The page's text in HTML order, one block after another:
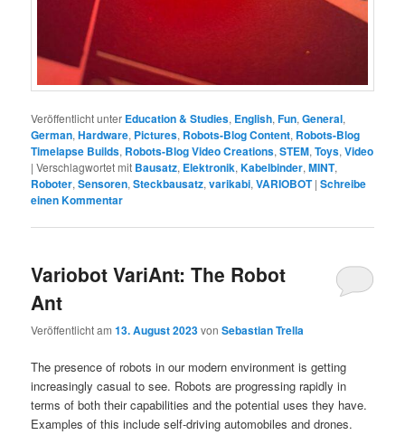
Veröffentlicht unter Education & Studies, English,Fun,General,
German,Hardware, Pictures, Robots-Blog Content, Robots-Blog
Timelapse Builds, Robots-Blog Video Creations,STEM,Toys,Video
|Verschlagwortet mit Bausatz, Elektronik,Kabelbinder,MINT,
Roboter,Sensoren,Steckbausatz,varikabi,VARIOBOT |Schreibe
einen Kommentar
Variobot VariAnt: The Robot
Ant
Veröffentlicht am13. August 2023vonSebastian Trella
The presence of robots in our modern environment is getting
increasingly casual to see. Robots are progressing rapidly in
terms of both their capabilities and the potential uses they have.
Examples of this include self-driving automobiles and drones.